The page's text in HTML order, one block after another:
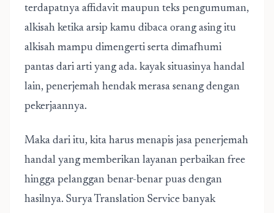
terdapatnya affidavit maupun teks pengumuman,
alkisah ketika arsip kamu dibaca orang asing itu
alkisah mampu dimengerti serta dimafhumi
pantas dari arti yang ada. kayak situasinya handal
lain, penerjemah hendak merasa senang dengan
pekerjaannya.
Maka dari itu, kita harus menapis jasa penerjemah
handal yang memberikan layanan perbaikan free
hingga pelanggan benar-benar puas dengan
hasilnya. Surya Translation Service banyak